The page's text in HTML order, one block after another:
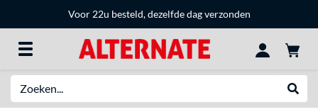
Voor 22u besteld, dezelfde dag verzonden